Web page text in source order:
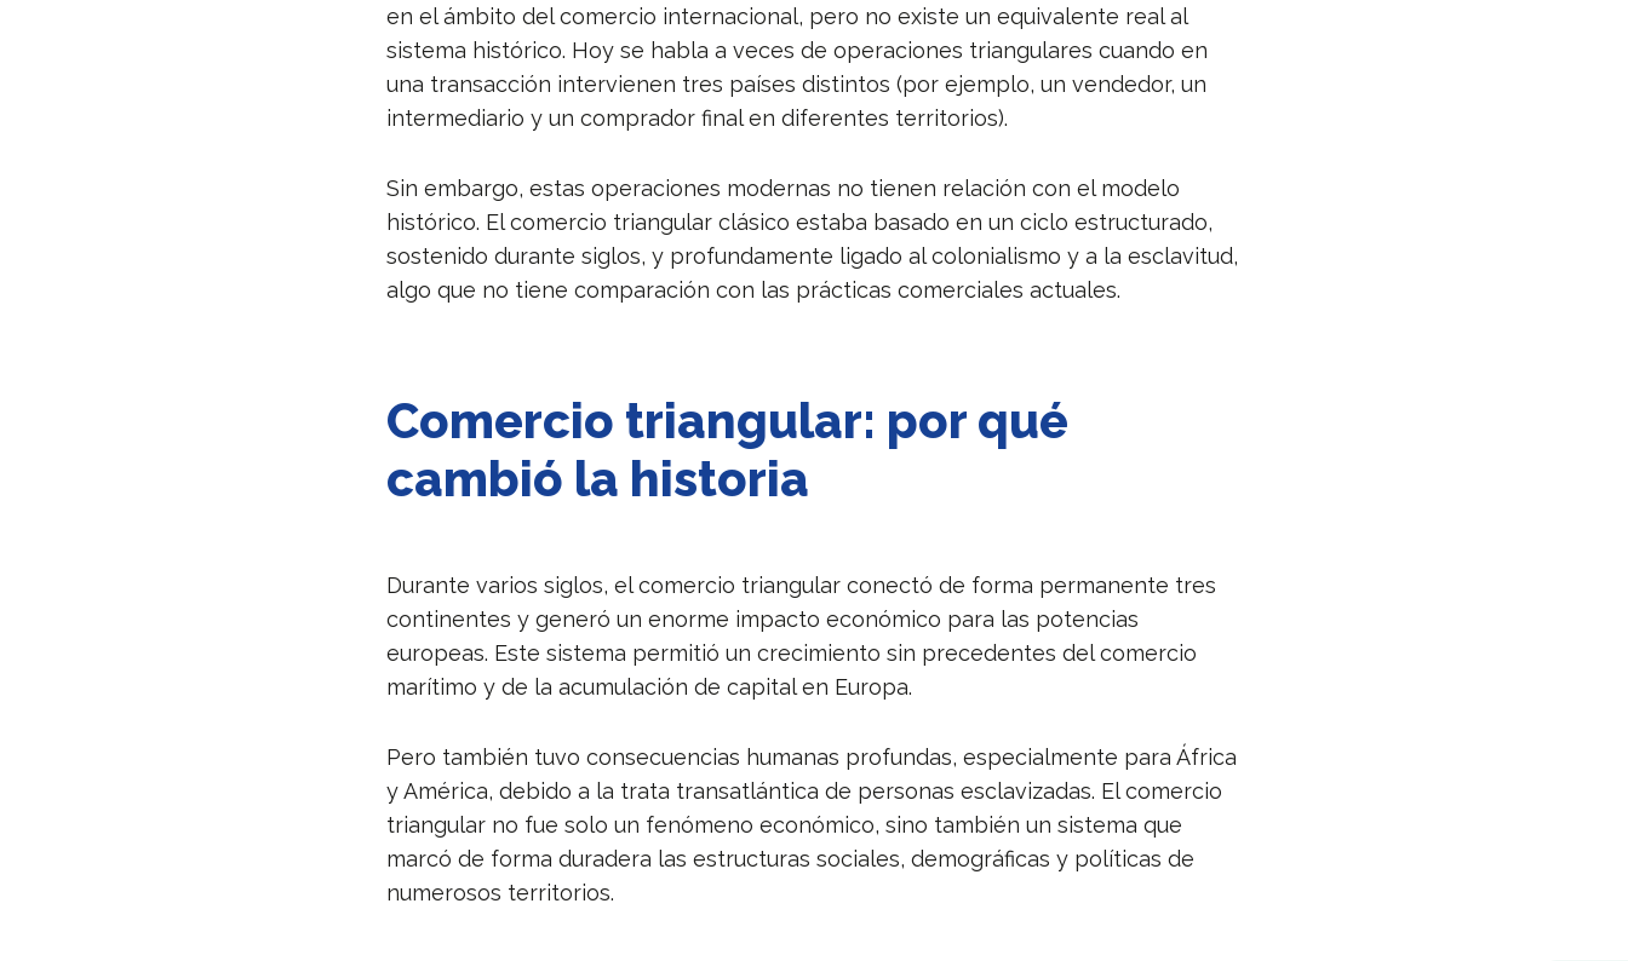
en el ámbito del comercio internacional, pero no existe un equivalente real al
sistema histórico. Hoy se habla a veces de operaciones triangulares cuando en
una transacción intervienen tres países distintos (por ejemplo, un vendedor, un
intermediario y un comprador final en diferentes territorios).
Sin embargo, estas operaciones modernas no tienen relación con el modelo
histórico. El comercio triangular clásico estaba basado en un ciclo estructurado,
sostenido durante siglos, y profundamente ligado al colonialismo y a la esclavitud,
algo que no tiene comparación con las prácticas comerciales actuales.
Comercio triangular: por qué
cambió la historia
Durante varios siglos, el comercio triangular conectó de forma permanente tres
continentes y generó un enorme impacto económico para las potencias
europeas. Este sistema permitió un crecimiento sin precedentes del comercio
marítimo y de la acumulación de capital en Europa.
Pero también tuvo consecuencias humanas profundas, especialmente para África
y América, debido a la trata transatlántica de personas esclavizadas. El comercio
triangular no fue solo un fenómeno económico, sino también un sistema que
marcó de forma duradera las estructuras sociales, demográficas y políticas de
numerosos territorios.